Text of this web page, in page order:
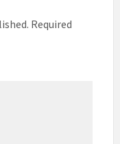
Required